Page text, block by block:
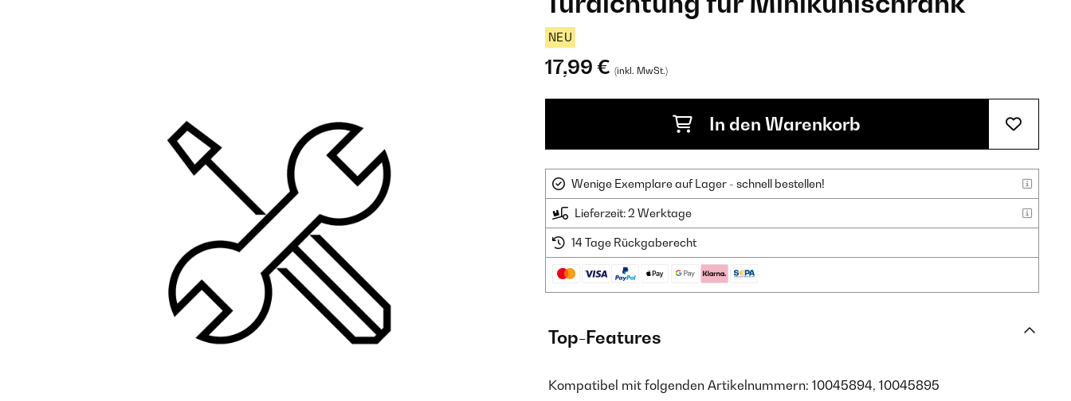
NEU
17,99 € (inkl. MwSt.)
In den Warenkorb
Wenige Exemplare auf Lager - schnell bestellen!
Lieferzeit: 2 Werktage
14 Tage Rückgaberecht
Top-Features
Kompatibel mit folgenden Artikelnummern: 10045894, 10045895